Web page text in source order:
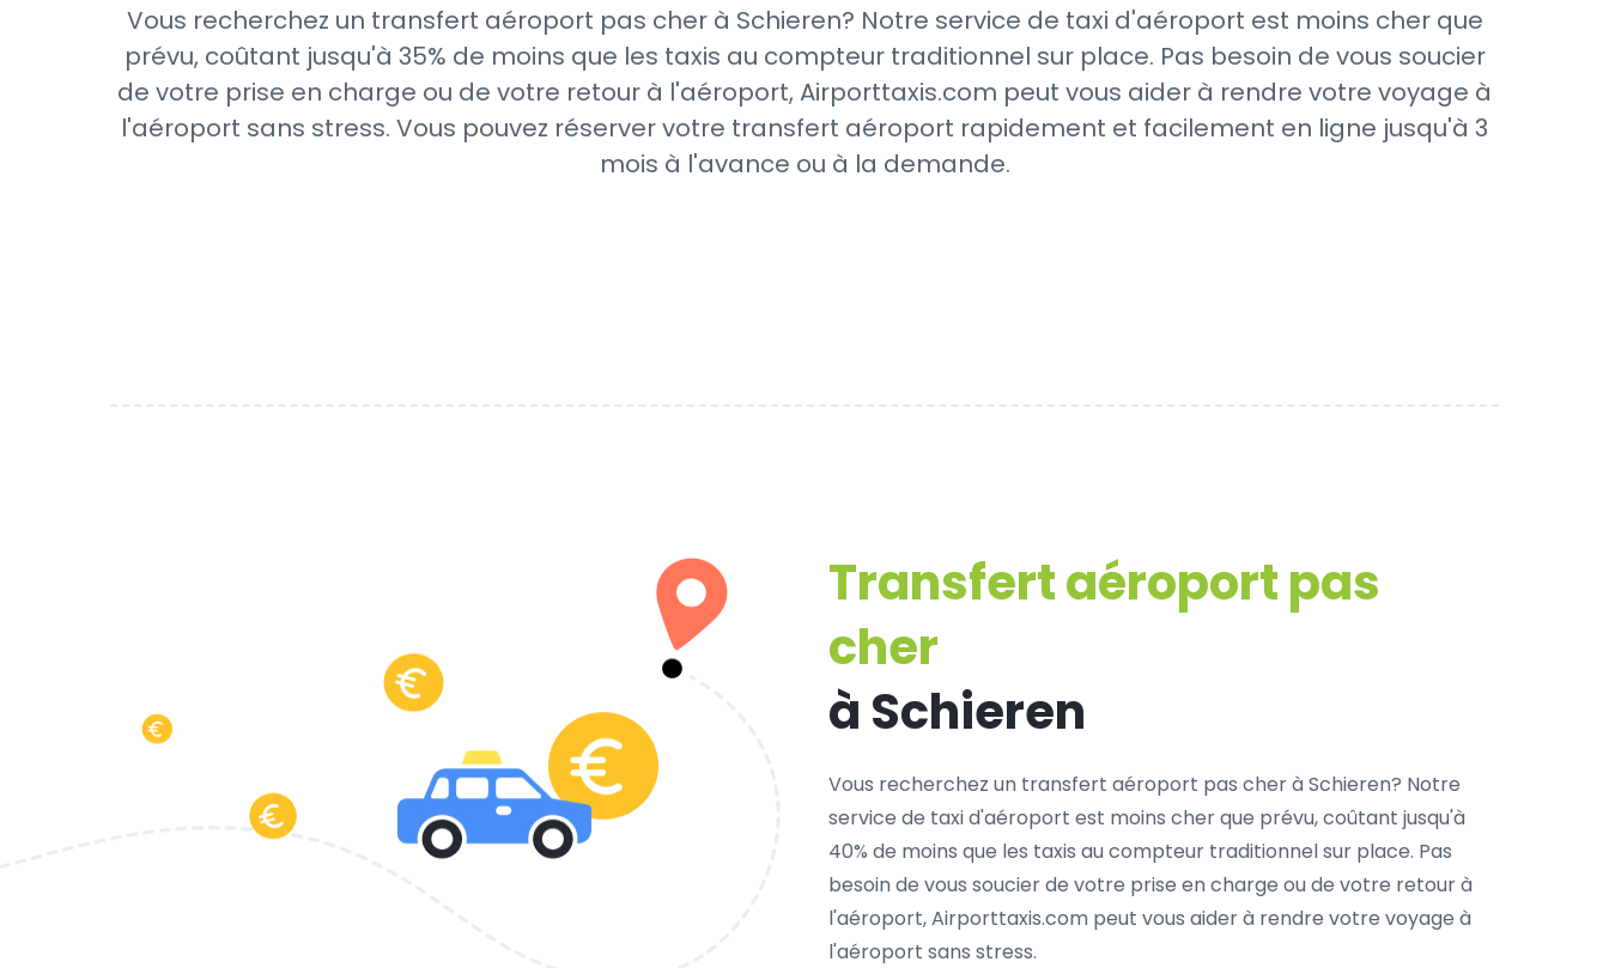
Vous recherchez un transfert aéroport pas cher à Schieren? Notre service de taxi d'aéroport est moins cher que
prévu, coûtant jusqu'à 35% de moins que les taxis au compteur traditionnel sur place. Pas besoin de vous soucier
de votre prise en charge ou de votre retour à l'aéroport, Airporttaxis.com peut vous aider à rendre votre voyage à
l'aéroport sans stress. Vous pouvez réserver votre transfert aéroport rapidement et facilement en ligne jusqu'à 3
mois à l'avance ou à la demande.
Transfert aéroport pas
cher
à Schieren
Vous recherchez un transfert aéroport pas cher à Schieren? Notre
service de taxi d'aéroport est moins cher que prévu, coûtant jusqu'à
40% de moins que les taxis au compteur traditionnel sur place. Pas
besoin de vous soucier de votre prise en charge ou de votre retour à
l'aéroport, Airporttaxis.com peut vous aider à rendre votre voyage à
l'aéroport sans stress.